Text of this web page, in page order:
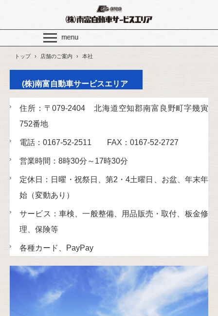
トップ › 店舗のご案内 › 本社
(株)南富自動車サービスエリア
住所：〒079-2404 北海道空知郡南富良野町字幾寅
752番地
電話：0167-52-2511 FAX：0167-52-2727
営業時間：8時30分～17時30分
定休日：日曜・祝祭日、第2・4土曜日、お盆、年末年
始（変動あり）
サービス：車検、一般整備、用品販売・取付、板金修
理、保険等
各種カード、PayPay